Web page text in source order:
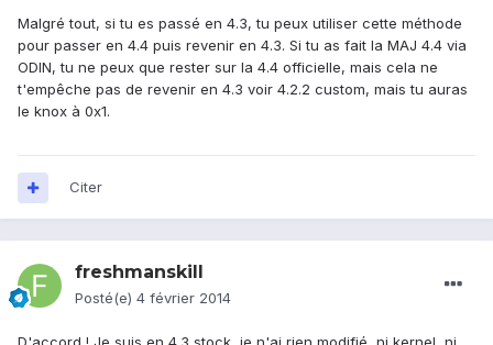
Malgré tout, si tu es passé en 4.3, tu peux utiliser cette méthode
pour passer en 4.4 puis revenir en 4.3. Si tu as fait la MAJ 4.4 via
ODIN, tu ne peux que rester sur la 4.4 officielle, mais cela ne
t'empêche pas de revenir en 4.3 voir 4.2.2 custom, mais tu auras
le knox à 0x1.
Citer
freshmanskill
Posté(e) 4 février 2014